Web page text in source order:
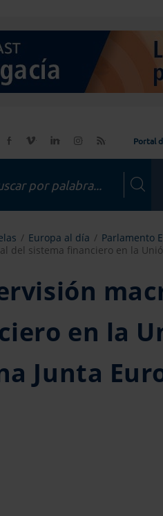
Portal
Europa al día
Parlamento
del sistema financiero en la
en la
Junta